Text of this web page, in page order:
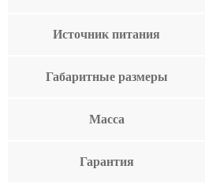
Источник питания
Габаритные размеры
Масса
Гарантия